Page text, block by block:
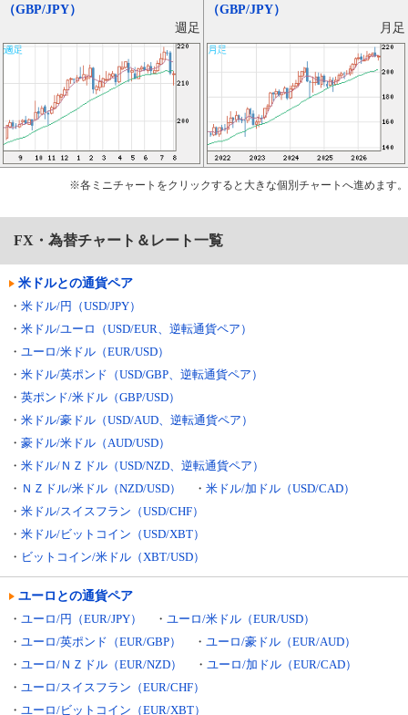
（GBP/JPY）
週足
（GBP/JPY）
月足
※各ミニチャートをクリックすると大きな個別チャートへ進めます。
FX・為替チャート＆レート一覧
米ドルとの通貨ペア
・ 米ドル/円（USD/JPY）
・ 米ドル/ユーロ（USD/EUR、逆転通貨ペア）
・ ユーロ/米ドル（EUR/USD）
・ 米ドル/英ポンド（USD/GBP、逆転通貨ペア）
・ 英ポンド/米ドル（GBP/USD）
・ 米ドル/豪ドル（USD/AUD、逆転通貨ペア）
・ 豪ドル/米ドル（AUD/USD）
・ 米ドル/ＮＺドル（USD/NZD、逆転通貨ペア）
・ ＮＺドル/米ドル（NZD/USD） ・ 米ドル/加ドル（USD/CAD）
・ 米ドル/スイスフラン（USD/CHF）
・ 米ドル/ビットコイン（USD/XBT）
・ ビットコイン/米ドル（XBT/USD）
ユーロとの通貨ペア
・ ユーロ/円（EUR/JPY） ・ ユーロ/米ドル（EUR/USD）
・ ユーロ/英ポンド（EUR/GBP） ・ ユーロ/豪ドル（EUR/AUD）
・ ユーロ/ＮＺドル（EUR/NZD） ・ ユーロ/加ドル（EUR/CAD）
・ ユーロ/スイスフラン（EUR/CHF）
・ ユーロ/ビットコイン（EUR/XBT）